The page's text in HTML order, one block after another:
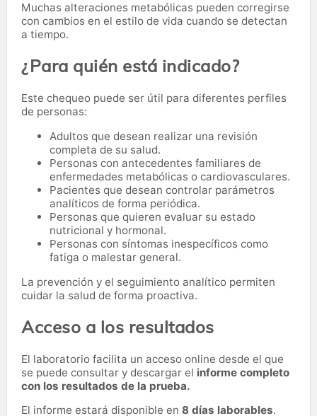
Muchas alteraciones metabólicas pueden corregirse
con cambios en el estilo de vida cuando se detectan
a tiempo.
¿Para quién está indicado?
Este chequeo puede ser útil para diferentes perfiles
de personas:
Adultos que desean realizar una revisión
completa de su salud.
Personas con antecedentes familiares de
enfermedades metabólicas o cardiovasculares.
Pacientes que desean controlar parámetros
analíticos de forma periódica.
Personas que quieren evaluar su estado
nutricional y hormonal.
Personas con síntomas inespecíficos como
fatiga o malestar general.
La prevención y el seguimiento analítico permiten
cuidar la salud de forma proactiva.
Acceso a los resultados
El laboratorio facilita un acceso online desde el que
se puede consultar y descargar el informe completo
con los resultados de la prueba.
El informe estará disponible en 8 días laborables.